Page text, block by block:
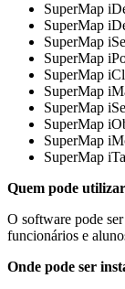
SuperMap
SuperMap
SuperMap
SuperMap
SuperMap
SuperMap
SuperMap
SuperMap
SuperMap
SuperMap
Quem pode
O software pode
funcionários e
Onde pode ser